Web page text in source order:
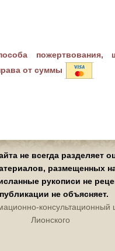
пожертвования,
от суммы
не всегда разделяет
размещенных
рукописи не
не объясняет.
консультационный
Лионского